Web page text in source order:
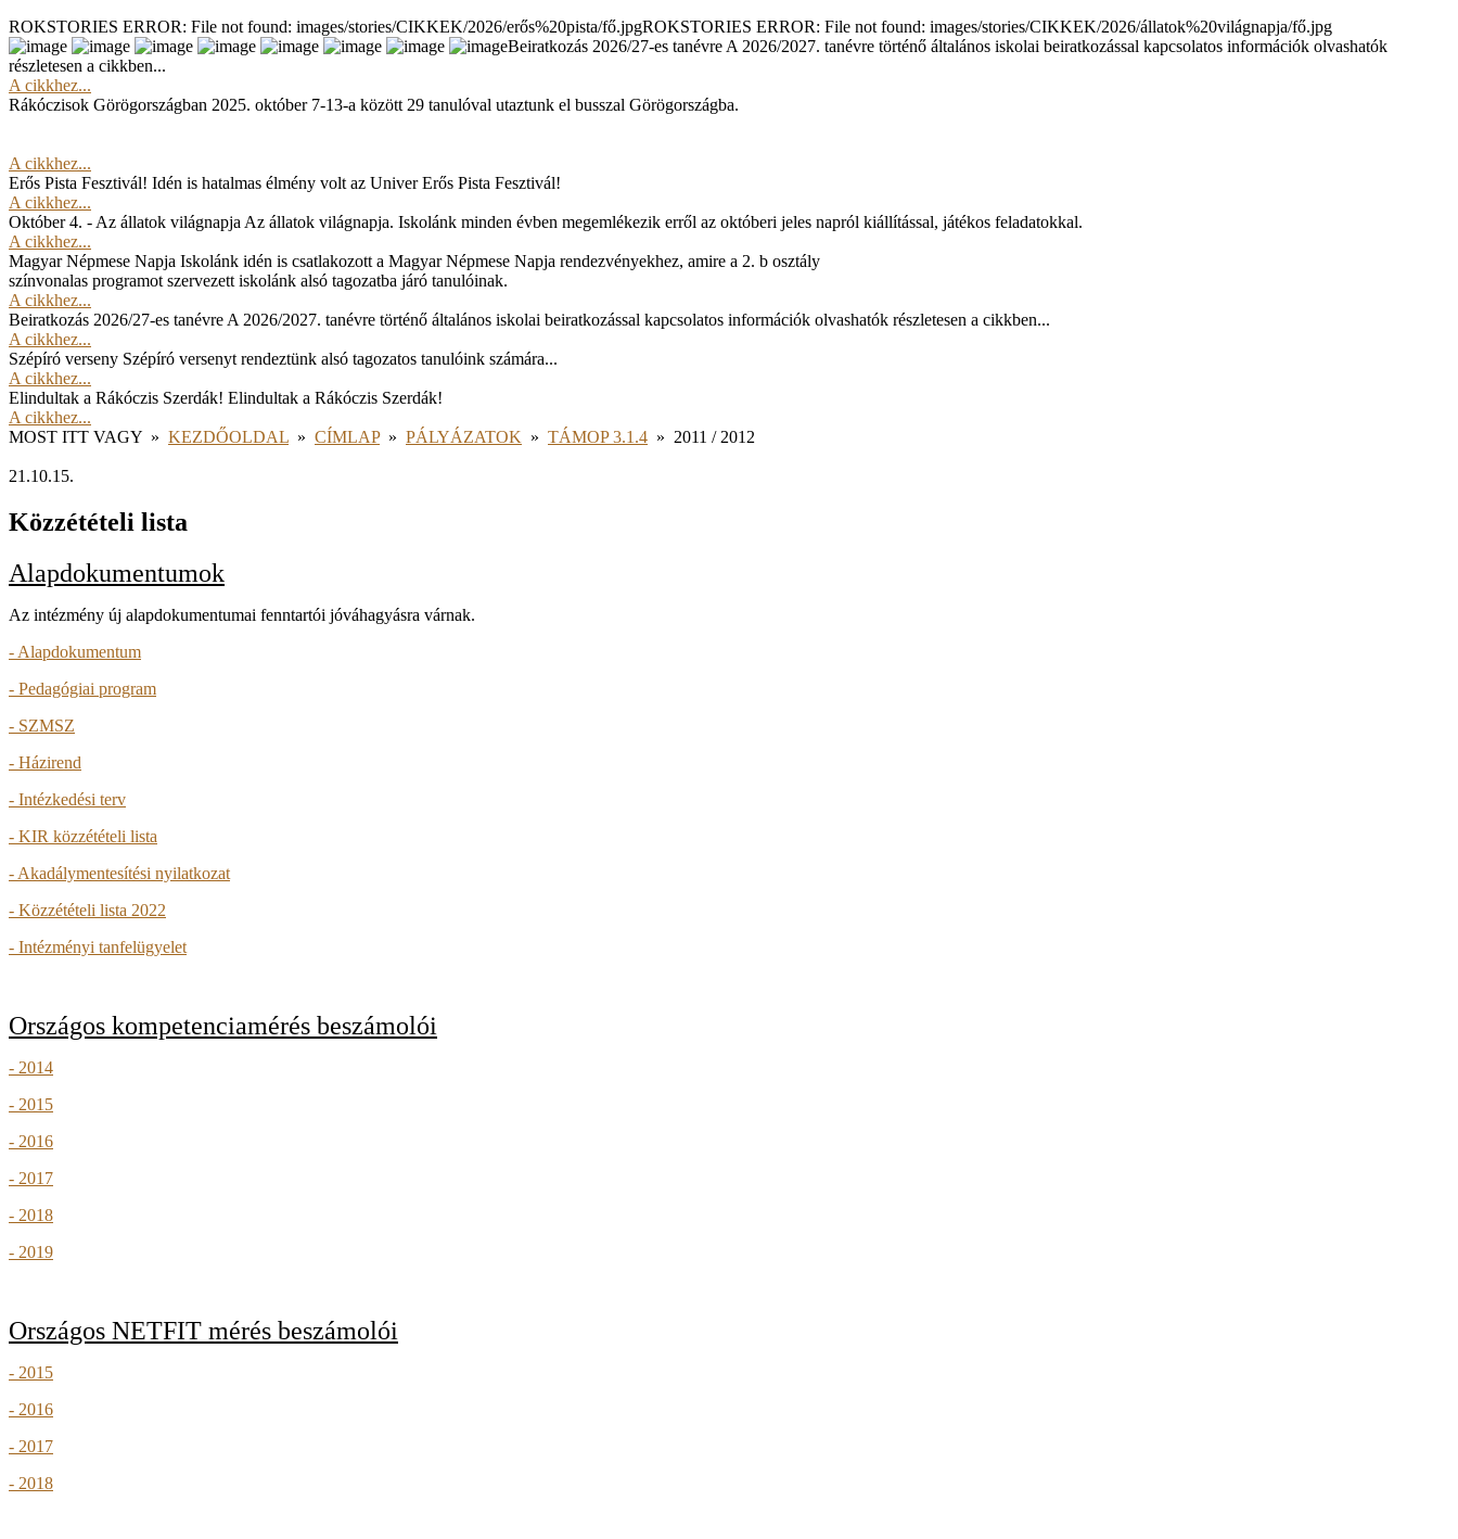
ROKSTORIES ERROR: File not found: images/stories/CIKKEK/2026/erős%20pista/fő.jpgROKSTORIES ERROR: File not found: images/stories/CIKKEK/2026/állatok%20világnapja/fő.jpg
Beiratkozás 2026/27-es tanévre A 2026/2027. tanévre történő általános iskolai beiratkozással kapcsolatos információk olvashatók
részletesen a cikkben...
A cikkhez...
Rákóczisok Görögországban 2025. október 7-13-a között 29 tanulóval utaztunk el busszal Görögországba.
A cikkhez...
Erős Pista Fesztivál! Idén is hatalmas élmény volt az Univer Erős Pista Fesztivál!
A cikkhez...
Október 4. - Az állatok világnapja Az állatok világnapja. Iskolánk minden évben megemlékezik erről az októberi jeles napról kiállítással, játékos feladatokkal.
A cikkhez...
Magyar Népmese Napja Iskolánk idén is csatlakozott a Magyar Népmese Napja rendezvényekhez, amire a 2. b osztály
színvonalas programot szervezett iskolánk alsó tagozatba járó tanulóinak.
A cikkhez...
Beiratkozás 2026/27-es tanévre A 2026/2027. tanévre történő általános iskolai beiratkozással kapcsolatos információk olvashatók részletesen a cikkben...
A cikkhez...
Szépíró verseny Szépíró versenyt rendeztünk alsó tagozatos tanulóink számára...
A cikkhez...
Elindultak a Rákóczis Szerdák! Elindultak a Rákóczis Szerdák!
A cikkhez...
MOST ITT VAGY » KEZDŐOLDAL » CÍMLAP » PÁLYÁZATOK » TÁMOP 3.1.4 » 2011 / 2012
21.10.15.
Közzétételi lista
Alapdokumentumok
Az intézmény új alapdokumentumai fenntartói jóváhagyásra várnak.
- Alapdokumentum
- Pedagógiai program
- SZMSZ
- Házirend
- Intézkedési terv
- KIR közzétételi lista
- Akadálymentesítési nyilatkozat
- Közzétételi lista 2022
- Intézményi tanfelügyelet
Országos kompetenciamérés beszámolói
- 2014
- 2015
- 2016
- 2017
- 2018
- 2019
Országos NETFIT mérés beszámolói
- 2015
- 2016
- 2017
- 2018